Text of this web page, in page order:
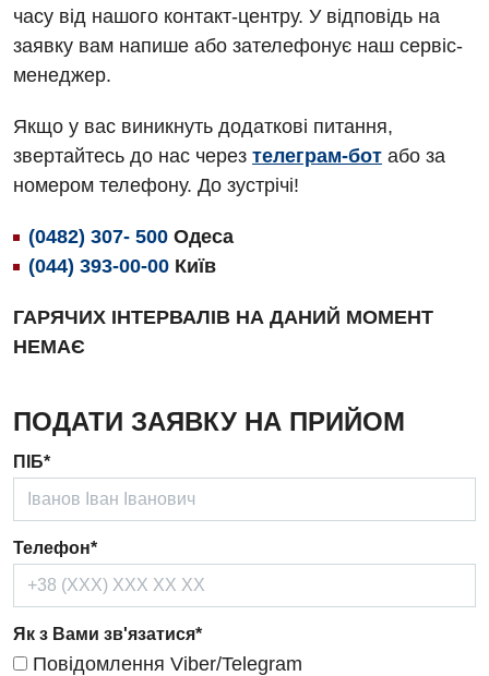
Андрологія
Безоплатні послуги
Відділення інтенсивної терапії
Відділення кардіосудинної патології та неврології
Відділення невідкладних станів
Гастроентерологія
Гематологія
Дієтологія
Кардіологія
Мамологія
Урологічне відділення
Хірургічне відділення
часу від нашого контакт-центру. У відповідь на
заявку вам напише або зателефонує наш сервіс-
менеджер.
Якщо у вас виникнуть додаткові питання,
звертайтесь до нас через телеграм-бот або за
номером телефону. До зустрічі!
(0482) 307- 500 Одеса
(044) 393-00-00 Київ
ГАРЯЧИХ ІНТЕРВАЛІВ НА ДАНИЙ МОМЕНТ
НЕМАЄ
ПОДАТИ ЗАЯВКУ НА ПРИЙОМ
ПІБ*
Телефон*
Як з Вами зв'язатися*
Повідомлення Viber/Telegram